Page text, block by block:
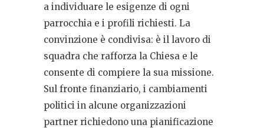
a individuare le esigenze di ogni
parrocchia e i profili richiesti. La
convinzione è condivisa: è il lavoro di
squadra che rafforza la Chiesa e le
consente di compiere la sua missione.
Sul fronte finanziario, i cambiamenti
politici in alcune organizzazioni
partner richiedono una pianificazione